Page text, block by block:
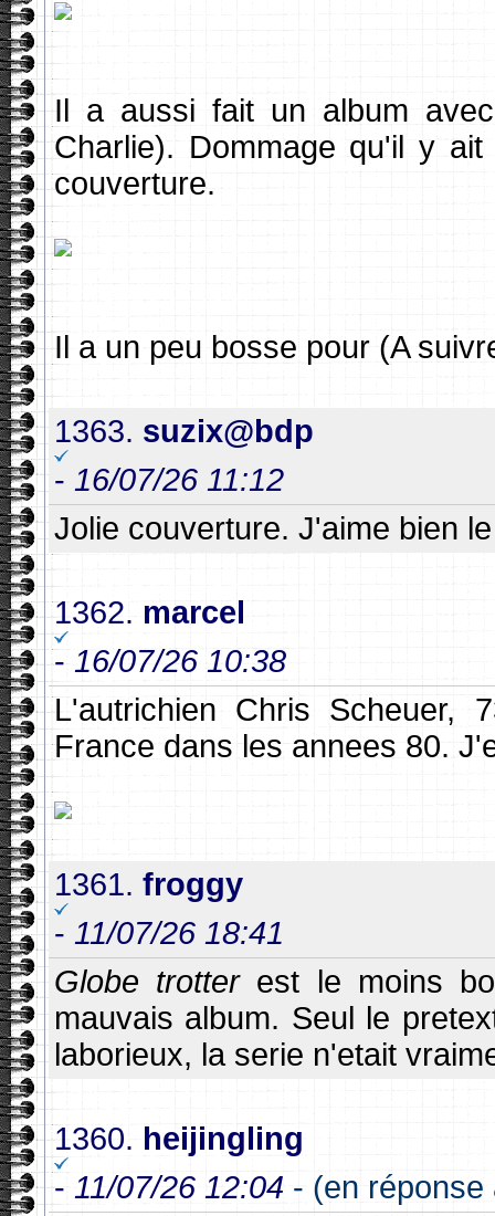
Il a aussi fait un album
Charlie). Dommage qu'il y
couverture.
Il a un peu bosse pour (A
1363. suzix@bdp
- 16/07/26 11:12
Jolie couverture. J'aime bien
1362. marcel
- 16/07/26 10:38
L'autrichien Chris
France dans les annees 80.
1361. froggy
- 11/07/26 18:41
Globe trotterest le moins
mauvais album. Seul le
laborieux, la serie n'etait
1360. heijingling
- 11/07/26 12:04 - (en réponse